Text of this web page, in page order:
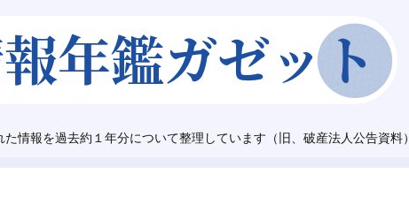
情報を過去約１年分について整理しています（旧、破産法人公告資料）